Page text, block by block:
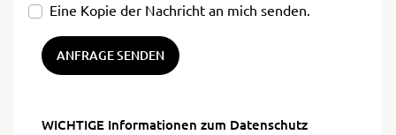
Eine Kopie der Nachricht an mich senden.
ANFRAGE SENDEN
WICHTIGE Informationen zum Datenschutz